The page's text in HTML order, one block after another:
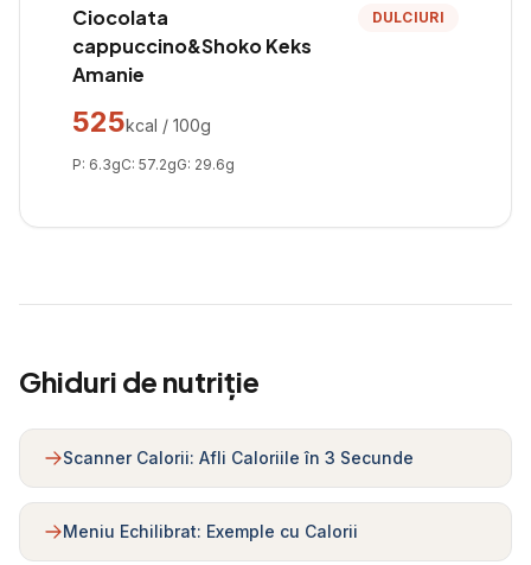
Ciocolata
cappuccino&Shoko Keks
Amanie
DULCIURI
525kcal / 100g
P: 6.3gC: 57.2gG: 29.6g
Ghiduri de nutriție
Scanner Calorii: Afli Caloriile în 3 Secunde
Meniu Echilibrat: Exemple cu Calorii